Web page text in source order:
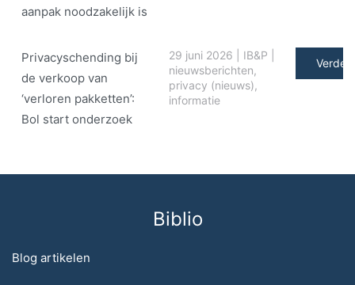
aanpak noodzakelijk is
Privacyschending bij
de verkoop van
‘verloren pakketten’:
Bol start onderzoek
29 juni 2026 IB&P
nieuwsberichten,
privacy (nieuws),
informatie
Verder
Biblio
Blog artikelen